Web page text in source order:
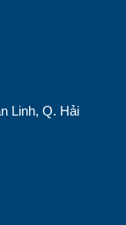
Linh, Q. Hải